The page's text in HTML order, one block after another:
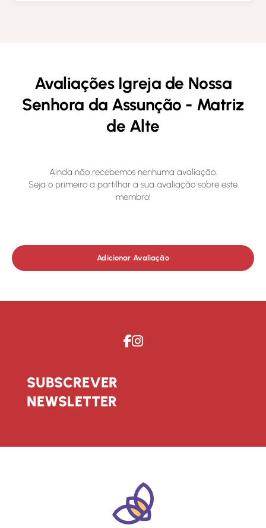
Avaliações Igreja de Nossa
Senhora da Assunção - Matriz
de Alte
Ainda não recebemos nenhuma avaliação.
Seja o primeiro a partilhar a sua avaliação sobre este
membro!
Adicionar Avaliação
SUBSCREVER
NEWSLETTER